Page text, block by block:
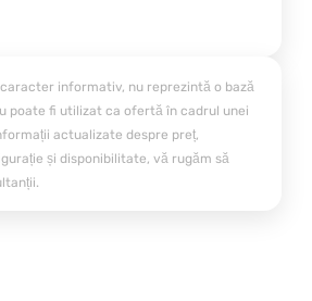
informativ, nu reprezintă o bază
poate fi utilizat ca ofertă în cadrul unei
actualizate despre preț,
și disponibilitate, vă rugăm să